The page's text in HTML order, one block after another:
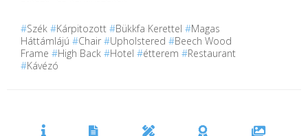
#Szék #Kárpitozott #Bükkfa Kerettel #Magas
Háttámlájú #Chair #Upholstered #Beech Wood
Frame #High Back #Hotel #étterem #Restaurant
#Kávézó